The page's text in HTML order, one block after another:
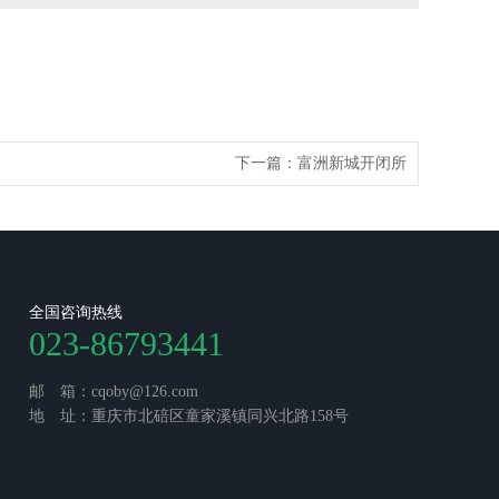
下一篇： 富洲新城开闭所
全国咨询热线
023-86793441
邮 箱：cqoby@126.com
地 址：重庆市北碚区童家溪镇同兴北路158号